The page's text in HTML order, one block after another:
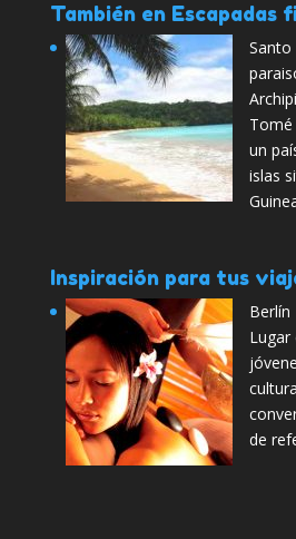
También en Escapadas
Santo
Tomé
un
islas
Inspiración para tus
Berlín
Lugar
de